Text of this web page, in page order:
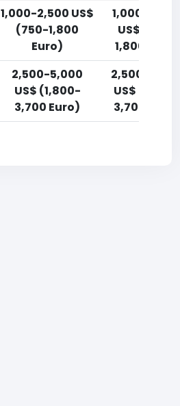
1,000-2,500 US$
(750-1,800
Euro)
1,000-2,500
US$ (750-
1,800 Euro)
2,500-5,000
US$ (1,800-
3,700 Euro)
2,500-
US$ (1,800-
3,700 Euro)